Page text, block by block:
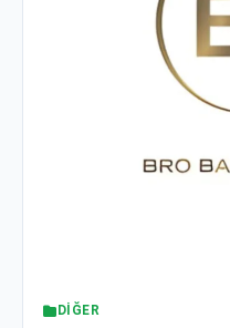
DIĞER